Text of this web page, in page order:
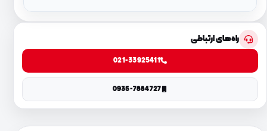
راه‌های ارتباطی
021-33925411
0935-7884727